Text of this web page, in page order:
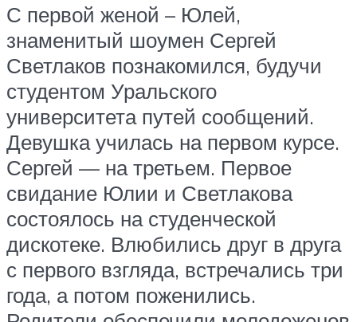
С первой женой – Юлей,
знаменитый шоумен Сергей
Светлаков познакомился, будучи
студентом Уральского
университета путей сообщений.
Девушка училась на первом курсе.
Сергей — на третьем. Первое
свидание Юлии и Светлакова
состоялось на студенческой
дискотеке. Влюбились друг в друга
с первого взгляда, встречались три
года, а потом поженились.